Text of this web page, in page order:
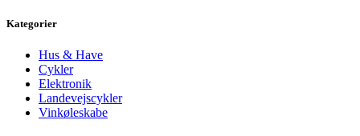
Kategorier
Hus & Have
Cykler
Elektronik
Landevejscykler
Vinkøleskabe